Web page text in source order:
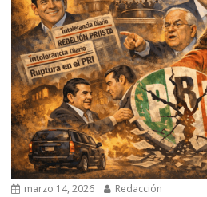
marzo 14, 2026 Redacción